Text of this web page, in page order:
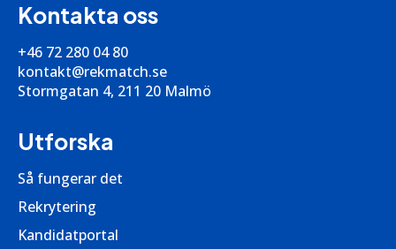
Kontakta oss
+46 72 280 04 80
kontakt@rekmatch.se
Stormgatan 4, 211 20 Malmö
Utforska
Så fungerar det
Rekrytering
Kandidatportal